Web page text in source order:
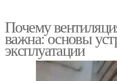
Почему
важна: основы
эксплуатации